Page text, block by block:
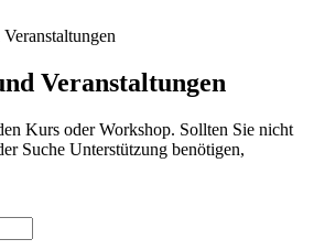
Veranstaltungen
Kurs oder Workshop. Sollten Sie nicht
Suche Unterstützung benötigen,